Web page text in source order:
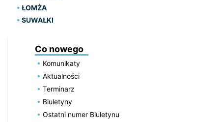
ŁOMŻA
SUWAŁKI
Co nowego
Komunikaty
Aktualności
Terminarz
Biuletyny
Ostatni numer Biuletynu